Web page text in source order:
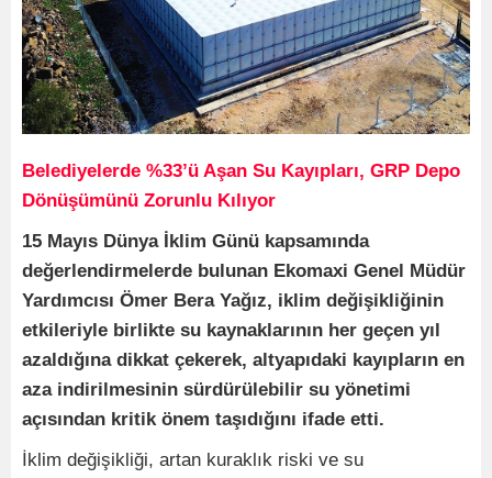
Belediyelerde %33’ü Aşan Su Kayıpları, GRP Depo
Dönüşümünü Zorunlu Kılıyor
15 Mayıs Dünya İklim Günü kapsamında
değerlendirmelerde bulunan Ekomaxi Genel Müdür
Yardımcısı Ömer Bera Yağız, iklim değişikliğinin
etkileriyle birlikte su kaynaklarının her geçen yıl
azaldığına dikkat çekerek, altyapıdaki kayıpların en
aza indirilmesinin sürdürülebilir su yönetimi
açısından kritik önem taşıdığını ifade etti.
İklim değişikliği, artan kuraklık riski ve su